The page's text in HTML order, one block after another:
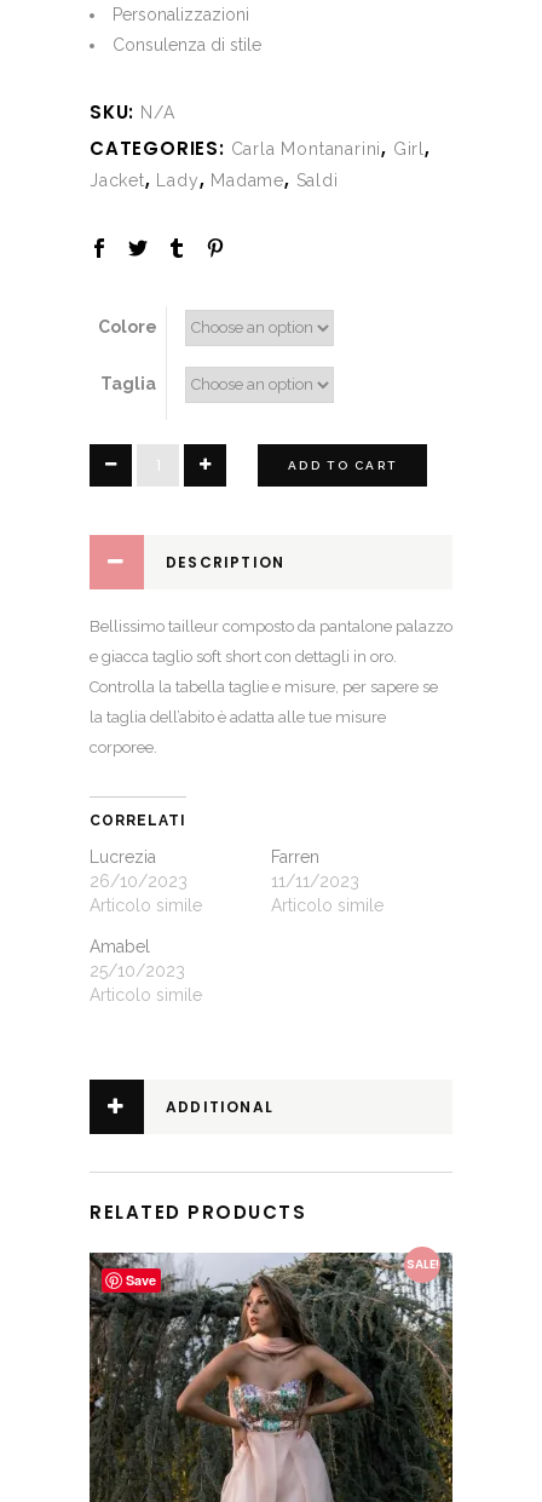
Personalizzazioni
Consulenza di stile
SKU: N/A
CATEGORIES: Carla Montanarini, Girl ,
Jacket, Lady, Madame, Saldi
Colore
Taglia
quantity
ADD TO CART
DESCRIPTION
Bellissimo tailleur composto da pantalone palazzo
e giacca taglio soft short con dettagli in oro.
Controlla la tabella taglie e misure, per sapere se
la taglia dell’abito è adatta alle tue misure
corporee.
CORRELATI
Lucrezia
26/10/2023
Articolo simile
Farren
11/11/2023
Articolo simile
Amabel
25/10/2023
Articolo simile
ADDITIONAL
RELATED PRODUCTS
Save
SALE!
This product has multiple variants. The options may be chosen on the product page